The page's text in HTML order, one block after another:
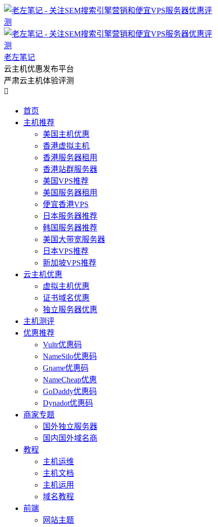
老左笔记
云主机优惠发布平台
严肃云主机体验评测

首页
主机推荐
美国主机优惠
香港虚拟主机
香港服务器租用
香港站群服务器
美国VPS推荐
美国服务器租用
便宜香港VPS
日本服务器推荐
韩国服务器推荐
美国大带宽服务器
日本VPS推荐
新加坡VPS推荐
云主机优惠
虚拟主机优惠
证书域名优惠
独立服务器优惠
主机测评
优惠推荐
Vultr优惠码
NameSilo优惠码
Gname优惠码
NameCheap优惠
GoDaddy优惠码
Dynadot优惠码
商家专题
国外独立服务器
国内国外域名商
教程
主机运维
主机文档
主机运用
域名教程
前端
网站主题